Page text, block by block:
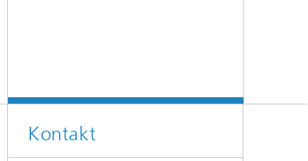
Kontakt